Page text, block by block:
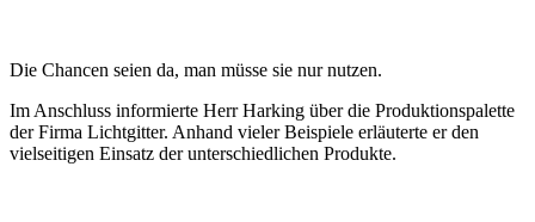
Die Chancen seien da, man müsse sie nur nutzen.
Im Anschluss informierte Herr Harking über die Produktionspalette
der Firma Lichtgitter. Anhand vieler Beispiele erläuterte er den
vielseitigen Einsatz der unterschiedlichen Produkte.